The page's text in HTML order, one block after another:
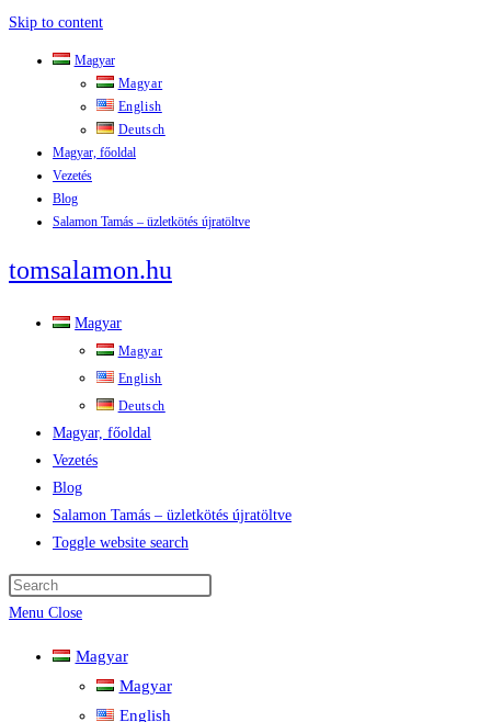
Skip to content
Magyar
Magyar
English
Deutsch
Magyar, főoldal
Vezetés
Blog
Salamon Tamás – üzletkötés újratöltve
tomsalamon.hu
Magyar
Magyar
English
Deutsch
Magyar, főoldal
Vezetés
Blog
Salamon Tamás – üzletkötés újratöltve
Toggle website search
Menu Close
Magyar
Magyar
English